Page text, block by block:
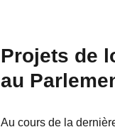
Projets de
au
Au cours de la